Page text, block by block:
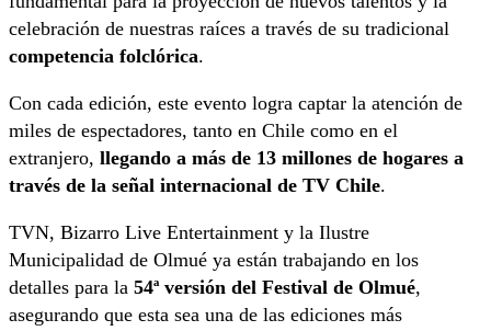
celebración de nuestras raíces a través de su tradicional
competencia folclórica.
Con cada edición, este evento logra captar la atención de
miles de espectadores, tanto en Chile como en el
extranjero, llegando a más de 13 millones de hogares a
través de la señal internacional de TV Chile.
TVN, Bizarro Live Entertainment y la Ilustre
Municipalidad de Olmué ya están trabajando en los
detalles para la 54ª versión del Festival de Olmué,
asegurando que esta sea una de las ediciones más